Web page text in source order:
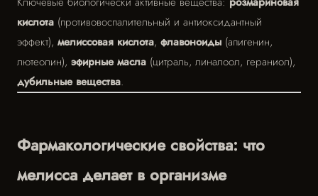
кислота (противовоспалительный и антиоксидантный
эффект), мелиссовая кислота, флавоноиды (апигенин,
лютеолин), эфирные масла (цитраль, линалоол, гераниол),
дубильные вещества.
Фармакологические свойства: что
мелисса делает в организме